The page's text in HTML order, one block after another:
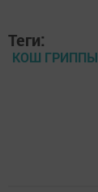
Теги:
КОШ ГРИППЫ